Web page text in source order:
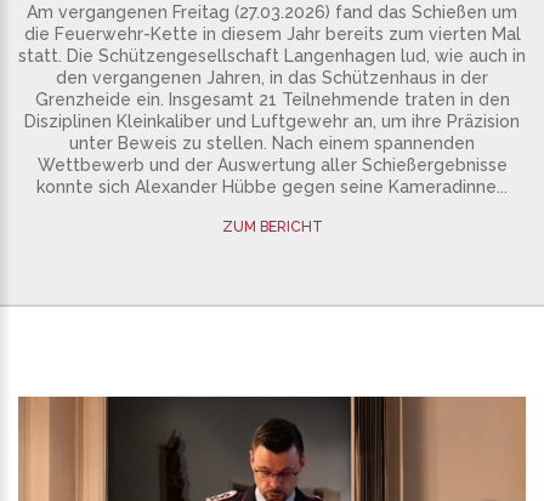
Am vergangenen Freitag (27.03.2026) fand das Schießen um
die Feuerwehr-Kette in diesem Jahr bereits zum vierten Mal
statt. Die Schützengesellschaft Langenhagen lud, wie auch in
den vergangenen Jahren, in das Schützenhaus in der
Grenzheide ein. Insgesamt 21 Teilnehmende traten in den
Disziplinen Kleinkaliber und Luftgewehr an, um ihre Präzision
unter Beweis zu stellen. Nach einem spannenden
Wettbewerb und der Auswertung aller Schießergebnisse
konnte sich Alexander Hübbe gegen seine Kameradinne...
ZUM BERICHT